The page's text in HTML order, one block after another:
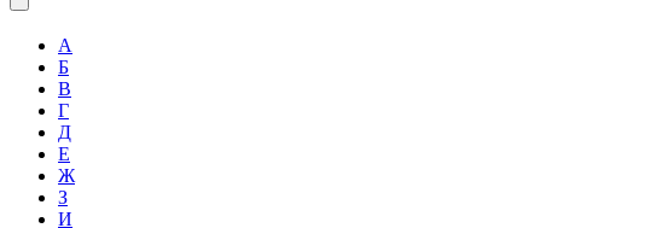
А
Б
В
Г
Д
Е
Ж
З
И